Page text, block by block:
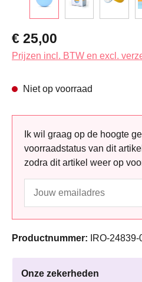
Normale prijs:
€ 25,00
Prijzen incl. BTW en excl.
Niet op voorraad
Ik wil graag op de hoogte
voorraadstatus van dit
zodra dit artikel weer op
Productnummer: IRO-24839-
Onze zekerheden